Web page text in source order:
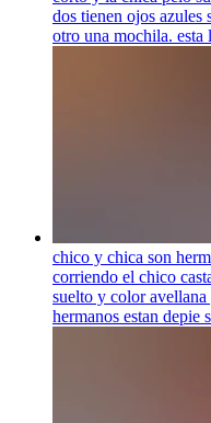
dos tienen ojos azules
otro una mochila.
chico y chica son
corriendo el chico
suelto y color avellana
hermanos estan depie